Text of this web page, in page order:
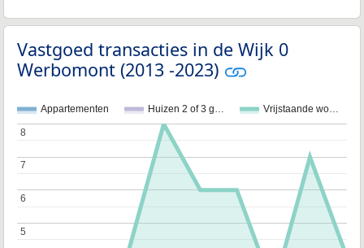
Vastgoed transacties in de Wijk 0
Werbomont (2013 -2023)
Appartementen Huizen 2 of 3 g… Vrijstaande wo…
5
5
6
6
7
7
8
8